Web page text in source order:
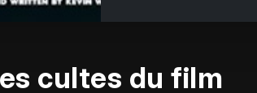
cultes du film